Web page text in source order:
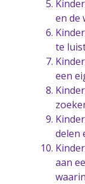
en de
te
een
delen
aan